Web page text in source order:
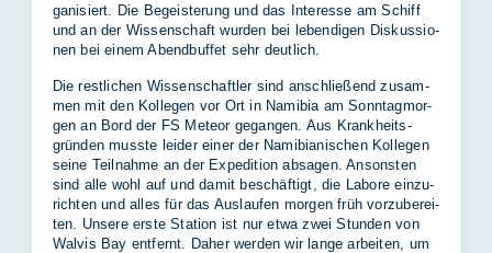
ga­ni­siert. Die Be­geis­te­rung und das In­ter­es­se am Schiff
und an der Wis­sen­schaft wur­den bei le­ben­di­gen Dis­kus­sio­
nen bei ei­nem Abend­buf­fet sehr deut­lich.
Die rest­li­chen Wis­sen­schaft­ler sind an­schlie­ßend zu­sam­
men mit den Kol­le­gen vor Ort in Na­mi­bia am Sonn­tag­mor­
gen an Bord der FS Me­te­or ge­gan­gen. Aus Krank­heits­
grün­den muss­te lei­der ei­ner der Na­mi­bia­ni­schen Kol­le­gen
sei­ne Teil­nah­me an der Ex­pe­di­ti­on ab­sa­gen. An­sons­ten
sind alle wohl auf und da­mit be­schäf­tigt, die La­bo­re ein­zu­
rich­ten und al­les für das Aus­lau­fen mor­gen früh vor­zu­be­rei­
ten. Un­se­re ers­te Sta­ti­on ist nur etwa zwei Stun­den von
Wal­vis Bay ent­fernt. Da­her wer­den wir lan­ge ar­bei­ten, um